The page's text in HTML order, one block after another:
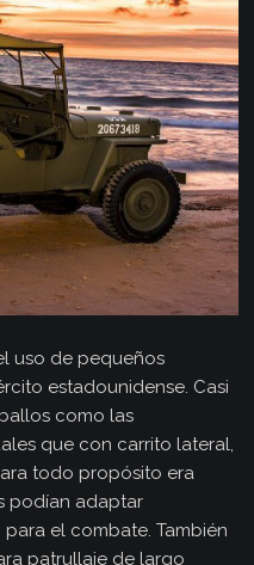
uso de pequeños
estadounidense. Casi
como las
que con carrito lateral,
todo propósito era
podían adaptar
el combate. También
patrullaje de largo